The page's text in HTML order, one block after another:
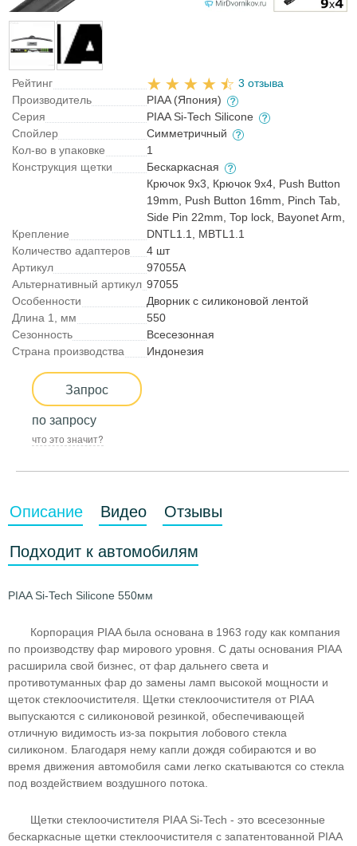
Рейтинг
3 отзыва
Производитель
PIAA (Япония)
Серия
PIAA Si-Tech Silicone
Спойлер
Симметричный
Кол-во в упаковке
1
Конструкция щетки
Бескаркасная
Крепление
Крючок 9x3, Крючок 9x4, Push Button
19mm, Push Button 16mm, Pinch Tab,
Side Pin 22mm, Top lock, Bayonet Arm,
DNTL1.1, MBTL1.1
Количество адаптеров
4 шт
Артикул
97055A
Альтернативный артикул 97055
Особенности
Дворник с силиконовой лентой
Длина 1, мм
550
Сезонность
Всесезонная
Страна производства
Индонезия
Запрос
по запросу
что это значит?
Описание Видео Отзывы
Подходит к автомобилям
PIAA Si-Tech Silicone 550мм
Корпорация PIAA была основана в 1963 году как компания
по производству фар мирового уровня. С даты основания PIAA
расширила свой бизнес, от фар дальнего света и
противотуманных фар до замены ламп высокой мощности и
щеток стеклоочистителя. Щетки стеклоочистителя от PIAA
выпускаются с силиконовой резинкой, обеспечивающей
отличную видимость из-за покрытия лобового стекла
силиконом. Благодаря нему капли дождя собираются и во
время движения автомобиля сами легко скатываются со стекла
под воздействием воздушного потока.
Щетки стеклоочистителя PIAA Si-Tech - это всесезонные
бескаркасные щетки стеклоочистителя с запатентованной PIAA